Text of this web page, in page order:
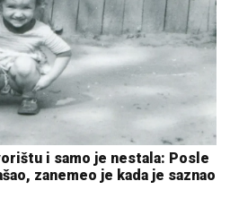
i samo je nestala: Posle
zanemeo je kada je saznao